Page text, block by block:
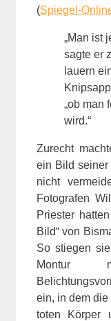
(Spiegel-
„Man ist
sagte er
lauern
„ob man
wird.“
Zurecht
ein Bild seiner
nicht
Fotografen
Priester
Bild“ von
So stiegen
Montur
ein, in dem
toten Körper